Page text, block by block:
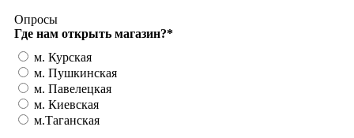
Опросы
Где нам открыть магазин?*
м. Курская
м. Пушкинская
м. Павелецкая
м. Киевская
м.Таганская